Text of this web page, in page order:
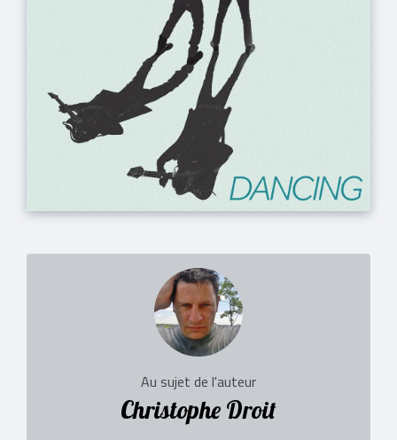
Au sujet de l'auteur
Christophe Droit